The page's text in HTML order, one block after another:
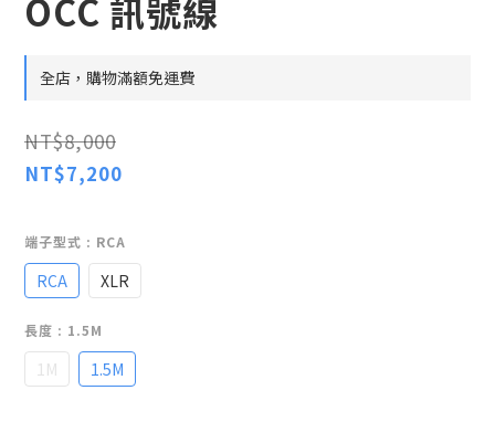
OCC 訊號線
全店，購物滿額免運費
NT$8,000
NT$7,200
端子型式 : RCA
RCA XLR
長度 : 1.5M
1M 1.5M